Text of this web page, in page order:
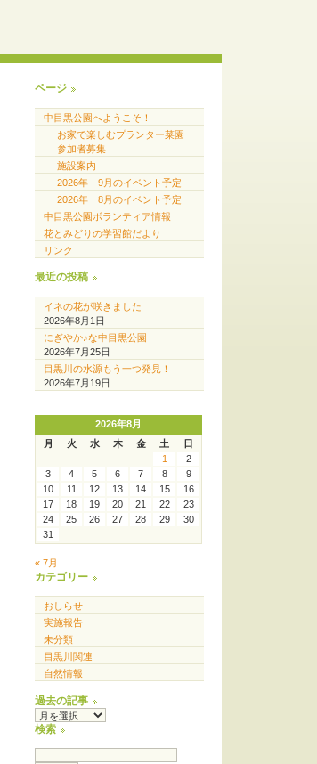
ページ
中目黒公園へようこそ！
お家で楽しむプランター菜園
参加者募集
施設案内
2026年 9月のイベント予定
2026年 8月のイベント予定
中目黒公園ボランティア情報
花とみどりの学習館だより
リンク
最近の投稿
イネの花が咲きました
2026年8月1日
にぎやか♪な中目黒公園
2026年7月25日
目黒川の水源もう一つ発見！
2026年7月19日
2026年8月
月
火 水 木 金 土
日
1
2
3
4 5 6 7 8
9
10
11 12 13 14 15
16
17
18 19 20 21 22
23
24
25 26 27 28 29
30
31
« 7月
カテゴリー
おしらせ
実施報告
未分類
目黒川関連
自然情報
過去の記事
過
去
検索